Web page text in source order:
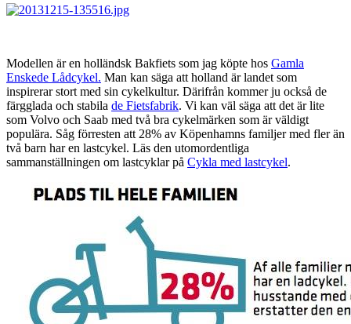
Modellen är en holländsk Bakfiets som jag köpte hos Gamla
Enskede Lådcykel. Man kan säga att holland är landet som
inspirerar stort med sin cykelkultur. Därifrån kommer ju också de
färgglada och stabila de Fietsfabrik. Vi kan väl säga att det är lite
som Volvo och Saab med två bra cykelmärken som är väldigt
populära. Såg förresten att 28% av Köpenhamns familjer med fler än
två barn har en lastcykel. Läs den utomordentliga
sammanställningen om lastcyklar på Cykla med lastcykel.